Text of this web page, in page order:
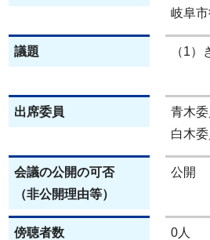
岐阜
議題 （1
出席委員
青木
白木
会議の公開の可否
（非公開理由等）
公開
傍聴者数 0人